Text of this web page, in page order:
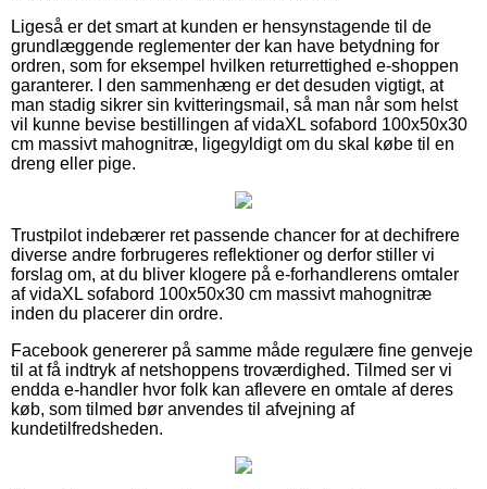
Ligeså er det smart at kunden er hensynstagende til de
grundlæggende reglementer der kan have betydning for
ordren, som for eksempel hvilken returrettighed e-shoppen
garanterer. I den sammenhæng er det desuden vigtigt, at
man stadig sikrer sin kvitteringsmail, så man når som helst
vil kunne bevise bestillingen af vidaXL sofabord 100x50x30
cm massivt mahognitræ, ligegyldigt om du skal købe til en
dreng eller pige.
Trustpilot indebærer ret passende chancer for at dechifrere
diverse andre forbrugeres reflektioner og derfor stiller vi
forslag om, at du bliver klogere på e-forhandlerens omtaler
af vidaXL sofabord 100x50x30 cm massivt mahognitræ
inden du placerer din ordre.
Facebook genererer på samme måde regulære fine genveje
til at få indtryk af netshoppens troværdighed. Tilmed ser vi
endda e-handler hvor folk kan aflevere en omtale af deres
køb, som tilmed bør anvendes til afvejning af
kundetilfredsheden.